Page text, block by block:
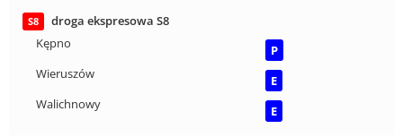
S8
droga ekspresowa S8
Kępno
P
Wieruszów
E
Walichnowy
E